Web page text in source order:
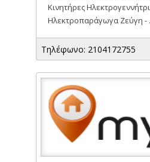
Κινητήρες
Ηλεκτροπαράγωγα Ζεύγη -
Τηλέφωνο: 2104172755